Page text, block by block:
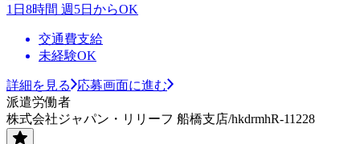
1日8時間 週5日からOK
交通費支給
未経験OK
詳細を見る
応募画面に進む
派遣労働者
株式会社ジャパン・リリーフ 船橋支店/hkdrmhR-11228